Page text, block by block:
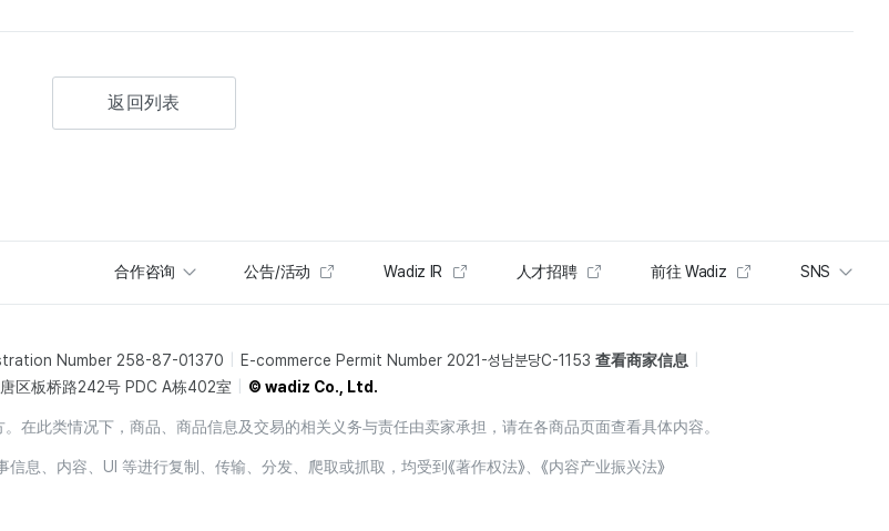
返回列表
合作咨询 公告/活动 Wadiz IR 人才招聘 前往 Wadiz SNS
Number 258-87-01370 E-commerce Permit Number 2021-성남분당C-1153 查看商家信息
区板桥路242号 PDC A栋402室 © wadiz Co., Ltd.
在此类情况下，商品、商品信息及交易的相关义务与责任由卖家承担，请在各商品页面查看具体内容。
息、内容、UI 等进行复制、传输、分发、爬取或抓取，均受到《著作权法》、《内容产业振兴法》